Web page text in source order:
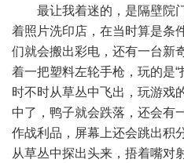
最让我着迷的，是隔壁院门
着照片洗印店，在当时算是条
们就会搬出彩电，还有一台新
着一把塑料左轮手枪，玩的是
时不时从草丛中飞出，玩游戏
中了，鸭子就会跌落，还会有
作战利品，屏幕上还会跳出积
从草丛中探出头来，捂着嘴对